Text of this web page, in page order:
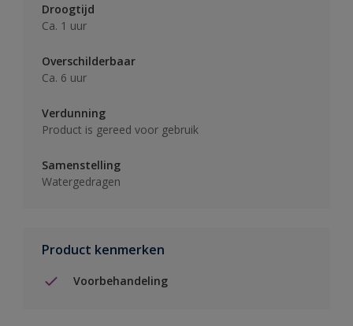
Droogtijd
Ca. 1 uur
Overschilderbaar
Ca. 6 uur
Verdunning
Product is gereed voor gebruik
Samenstelling
Watergedragen
Product kenmerken
Voorbehandeling